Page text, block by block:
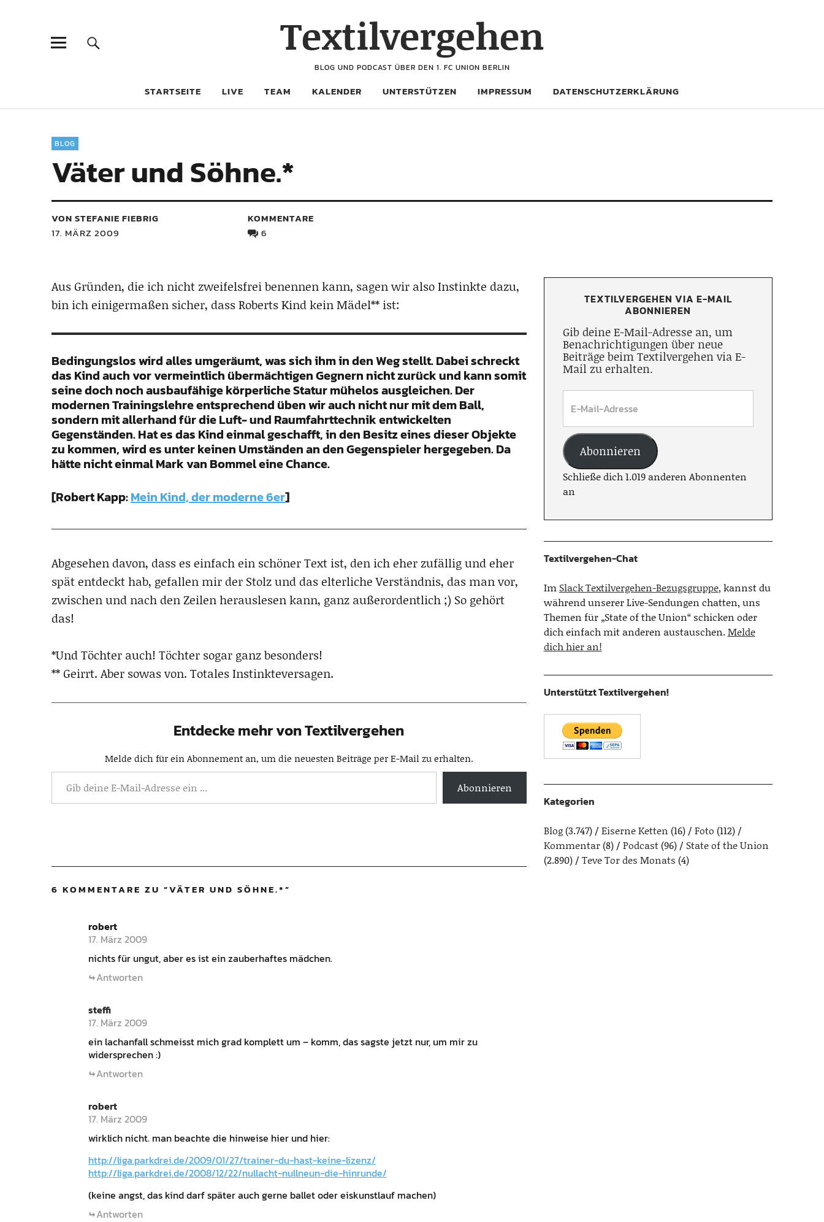
Textilvergehen
BLOG UND PODCAST ÜBER DEN 1. FC UNION BERLIN
STARTSEITE LIVE TEAM KALENDER UNTERSTÜTZEN IMPRESSUM DATENSCHUTZERKLÄRUNG
BLOG
Väter und Söhne.*
VON STEFANIE FIEBRIG
17. MÄRZ 2009
KOMMENTARE
6
Aus Gründen, die ich nicht zweifelsfrei benennen kann, sagen wir also Instinkte dazu,
bin ich einigermaßen sicher, dass Roberts Kind kein Mädel** ist:
Bedingungslos wird alles umgeräumt, was sich ihm in den Weg stellt. Dabei schreckt
das Kind auch vor vermeintlich übermächtigen Gegnern nicht zurück und kann somit
seine doch noch ausbaufähige körperliche Statur mühelos ausgleichen. Der
modernen Trainingslehre entsprechend üben wir auch nicht nur mit dem Ball,
sondern mit allerhand für die Luft- und Raumfahrttechnik entwickelten
Gegenständen. Hat es das Kind einmal geschafft, in den Besitz eines dieser Objekte
zu kommen, wird es unter keinen Umständen an den Gegenspieler hergegeben. Da
hätte nicht einmal Mark van Bommel eine Chance.
[Robert Kapp:Mein Kind, der moderne 6er]
Abgesehen davon, dass es einfach ein schöner Text ist, den ich eher zufällig und eher
spät entdeckt hab, gefallen mir der Stolz und das elterliche Verständnis, das man vor,
zwischen und nach den Zeilen herauslesen kann, ganz außerordentlich ;) So gehört
das!
*Und Töchter auch! Töchter sogar ganz besonders!
** Geirrt. Aber sowas von. Totales Instinkteversagen.
Entdecke mehr von Textilvergehen
Melde dich für ein Abonnement an, um die neuesten Beiträge per E-Mail zu erhalten.
Abonnieren
6 KOMMENTARE ZU “VÄTER UND SÖHNE.*”
robert
17. März 2009
nichts für ungut, aber es ist ein zauberhaftes mädchen.
Antworten
steffi
17. März 2009
ein lachanfall schmeisst mich grad komplett um – komm, das sagste jetzt nur, um mir zu
widersprechen :)
Antworten
robert
17. März 2009
wirklich nicht. man beachte die hinweise hier und hier:
http://liga.parkdrei.de/2009/01/27/trainer-du-hast-keine-lizenz/
http://liga.parkdrei.de/2008/12/22/nullacht-nullneun-die-hinrunde/
(keine angst, das kind darf später auch gerne ballet oder eiskunstlauf machen)
Antworten
TEXTILVERGEHEN VIA E-MAIL
ABONNIEREN
Gib deine E-Mail-Adresse an, um
Benachrichtigungen über neue
Beiträge beim Textilvergehen via E-
Mail zu erhalten.
Abonnieren
Schließe dich 1.019 anderen Abonnenten
an
Textilvergehen-Chat
Im Slack Textilvergehen-Bezugsgruppe, kannst du
während unserer Live-Sendungen chatten, uns
Themen für „State of the Union“ schicken oder
dich einfach mit anderen austauschen.Melde
dich hier an!
Unterstützt Textilvergehen!
Kategorien
Blog(3.747) Eiserne Ketten (16) Foto (112)
Kommentar(8) Podcast(96)
State of the Union
(2.890)
Teve Tor des Monats (4)